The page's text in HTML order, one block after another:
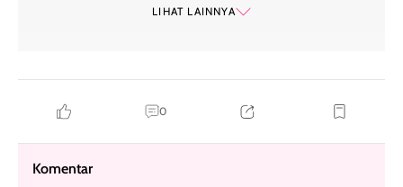
LIHAT LAINNYA
0
Komentar